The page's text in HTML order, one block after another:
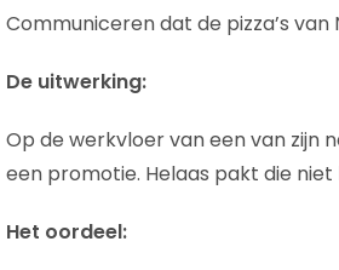
Communiceren dat de pizza’s van
De uitwerking:
Op de werkvloer van een van zijn
een promotie. Helaas pakt die
Het oordeel: